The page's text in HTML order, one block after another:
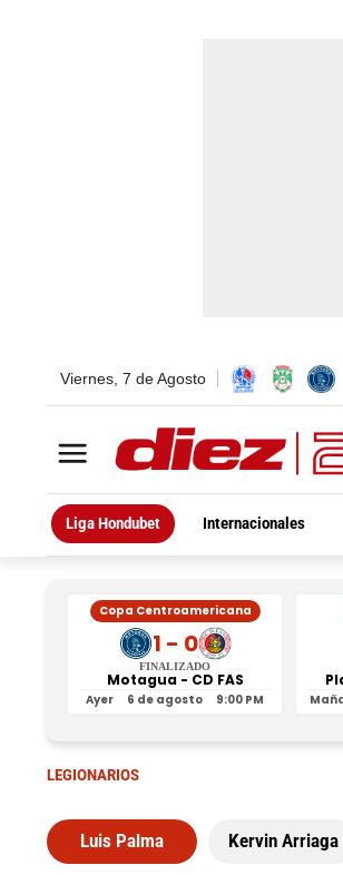
Viernes, 7 de Agosto
Liga Hondubet Internacionales
Copa Centroamericana
1 - 0
FINALIZADO
Motagua - CD FAS
Ayer 6 de agosto 9:00 PM
LEGIONARIOS
Luis Palma Kervin Arriaga